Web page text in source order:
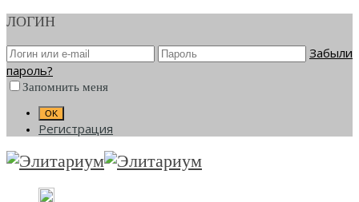
ЛОГИН
Забыли
пароль?
Запомнить меня
Регистрация